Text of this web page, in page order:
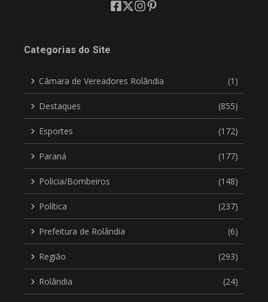
Categorias do Site
Câmara de Vereadores Rolândia (1)
Destaques (855)
Esportes (172)
Paraná (177)
Policia/Bombeiros (148)
Política (237)
Prefeitura de Rolândia (6)
Região (293)
Rolândia (24)